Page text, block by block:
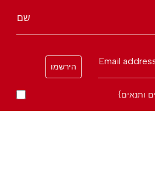
שם
Email
הירשמו
ותנאים}